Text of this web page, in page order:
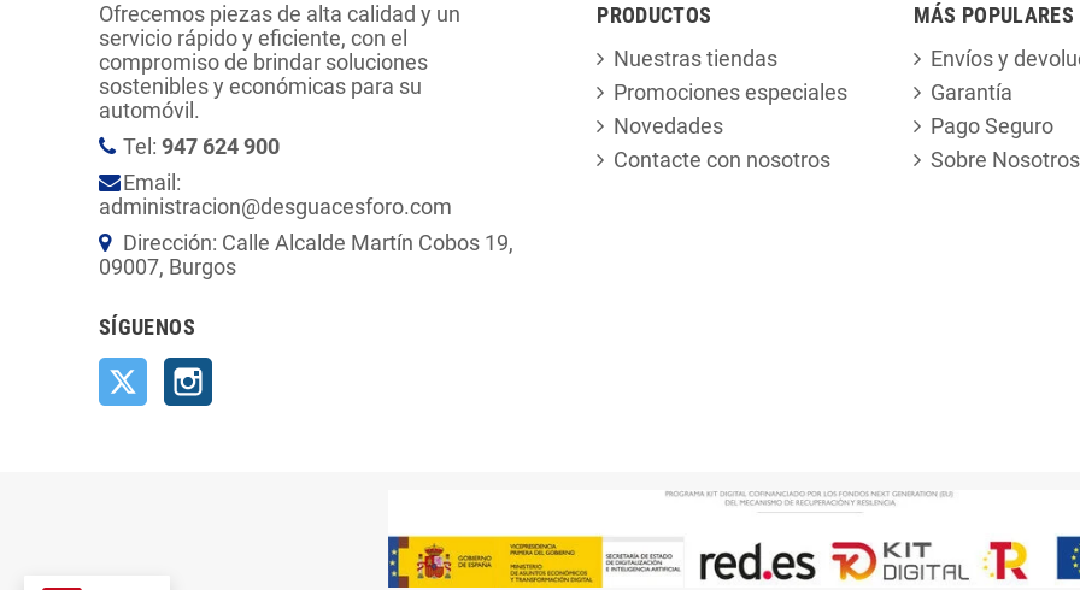
Ofrecemos piezas de alta calidad y un
servicio rápido y eficiente, con el
compromiso de brindar soluciones
sostenibles y económicas para su
automóvil.
Tel: 947 624 900
Email:
administracion@desguacesforo.com
Dirección: Calle Alcalde Martín Cobos 19,
09007, Burgos
SÍGUENOS
Twitter
PRODUCTOS
Nuestras tiendas
Promociones especiales
Novedades
Contacte con nosotros
MÁS POPULARES
Envíos y
Garantía
Pago Seguro
Sobre Nosotros